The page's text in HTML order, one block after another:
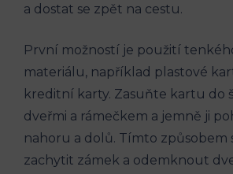
a dostat se zpět na cestu.
První možností je použití
materiálu, například plastové
kreditní karty. Zasuňte kartu do
dveřmi a rámečkem a jemně ji
nahoru a dolů. Tímto způsobem
zachytit zámek a odemknout